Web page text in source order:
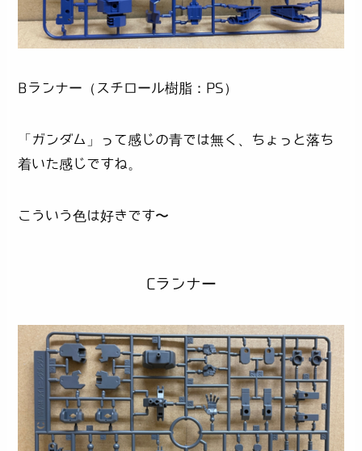
Bランナー（スチロール樹脂：PS）
「ガンダム」って感じの青では無く、ちょっと落ち
着いた感じですね。
こういう色は好きです〜
Cランナー